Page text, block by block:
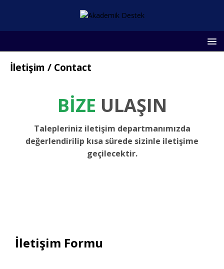
İletişim / Contact
BİZE ULAŞIN
Talepleriniz iletişim departmanımızda
değerlendirilip kısa sürede sizinle iletişime
geçilecektir.
İletişim Formu